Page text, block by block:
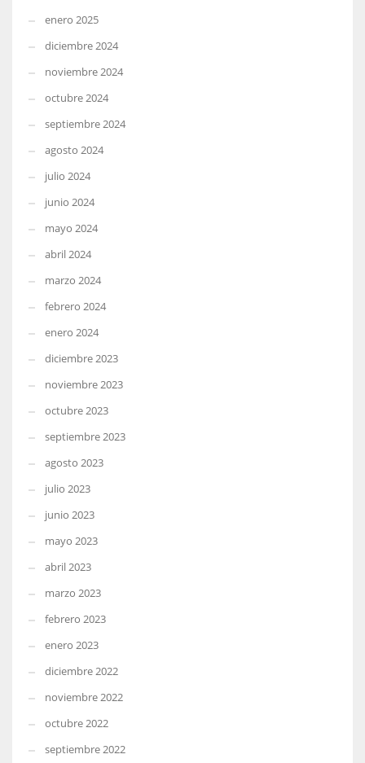
enero 2025
diciembre 2024
noviembre 2024
octubre 2024
septiembre 2024
agosto 2024
julio 2024
junio 2024
mayo 2024
abril 2024
marzo 2024
febrero 2024
enero 2024
diciembre 2023
noviembre 2023
octubre 2023
septiembre 2023
agosto 2023
julio 2023
junio 2023
mayo 2023
abril 2023
marzo 2023
febrero 2023
enero 2023
diciembre 2022
noviembre 2022
octubre 2022
septiembre 2022